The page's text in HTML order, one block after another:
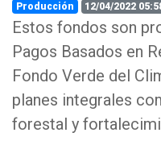
Producción
12/04/2022
Estos fondos son
Pagos Basados en
Fondo Verde del
planes integrales
forestal y